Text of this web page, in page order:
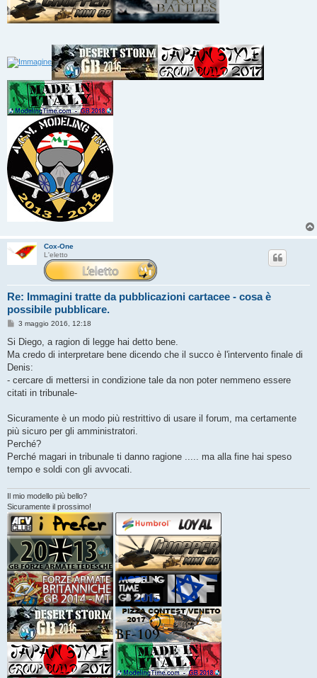
Cox-One
L'eletto
Re: Immagini tratte da pubblicazioni cartacee - cosa è
possibile pubblicare.
M
a
g
i
o
3 maggio 2016, 12:18
Si Diego, a ragion di legge hai detto bene.
Ma credo di interpretare bene dicendo che il succo è l'intervento finale di
Denis:
- cercare di mettersi in condizione tale da non poter nemmeno essere
citati in tribunale-
Sicuramente è un modo più restrittivo di usare il forum, ma certamente
più sicuro per gli amministratori.
Perché?
Perché magari in tribunale ti danno ragione ..... ma alla fine hai speso
tempo e soldi con gli avvocati.
Il mio modello più bello?
Sicuramente il prossimo!